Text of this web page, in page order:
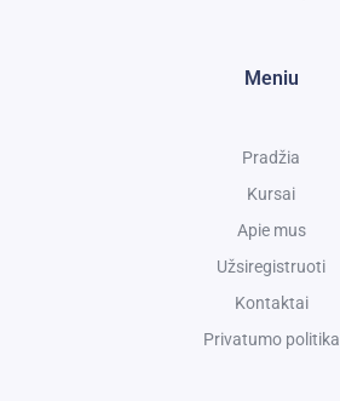
Meniu
Pradžia
Kursai
Apie mus
Užsiregistruoti
Kontaktai
Privatumo politika